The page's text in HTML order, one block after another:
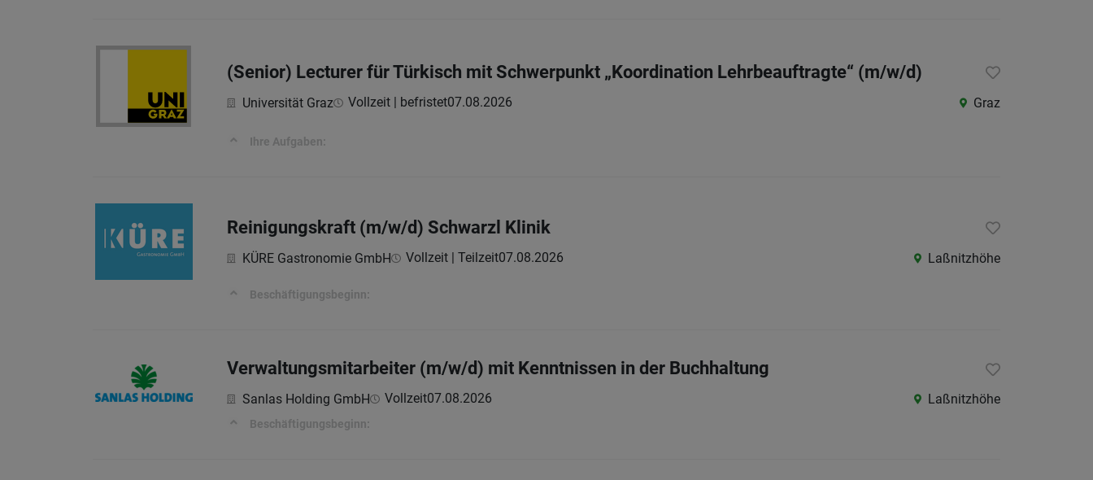
(Senior) Lecturer für Türkisch mit Schwerpunkt „Koordination Lehrbeauftragte“ (m/w/d)
Universität Graz Vollzeit | befristet07.08.2026 Graz
Ihre Aufgaben:
Reinigungskraft (m/w/d) Schwarzl Klinik
KÜRE Gastronomie GmbH Vollzeit | Teilzeit07.08.2026 Laßnitzhöhe
Beschäftigungsbeginn:
Verwaltungsmitarbeiter (m/w/d) mit Kenntnissen in der Buchhaltung
Sanlas Holding GmbH Vollzeit07.08.2026 Laßnitzhöhe
Beschäftigungsbeginn: